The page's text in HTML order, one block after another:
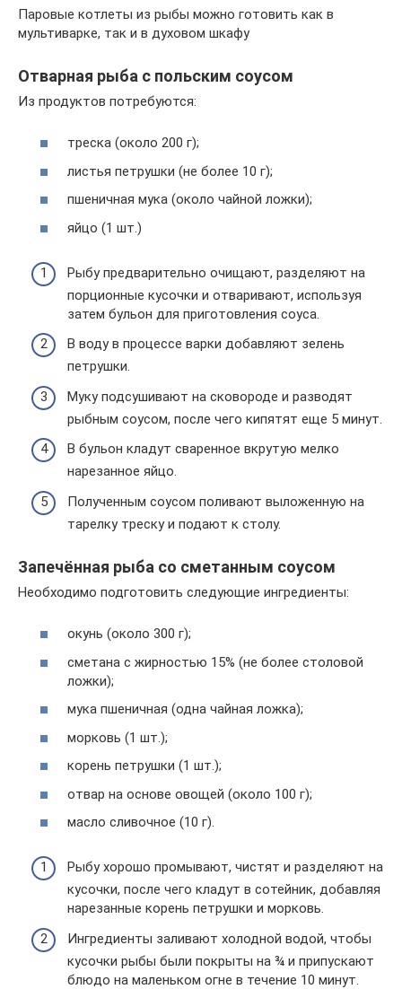
Паровые котлеты из рыбы можно готовить как в
мультиварке, так и в духовом шкафу
Отварная рыба с польским соусом
Из продуктов потребуются:
треска (около 200 г);
листья петрушки (не более 10 г);
пшеничная мука (около чайной ложки);
яйцо (1 шт.)
Рыбу предварительно очищают, разделяют на
порционные кусочки и отваривают, используя
затем бульон для приготовления соуса.
В воду в процессе варки добавляют зелень
петрушки.
Муку подсушивают на сковороде и разводят
рыбным соусом, после чего кипятят еще 5 минут.
В бульон кладут сваренное вкрутую мелко
нарезанное яйцо.
Полученным соусом поливают выложенную на
тарелку треску и подают к столу.
Запечённая рыба со сметанным соусом
Необходимо подготовить следующие ингредиенты:
окунь (около 300 г);
сметана с жирностью 15% (не более столовой
ложки);
мука пшеничная (одна чайная ложка);
морковь (1 шт.);
корень петрушки (1 шт.);
отвар на основе овощей (около 100 г);
масло сливочное (10 г).
Рыбу хорошо промывают, чистят и разделяют на
кусочки, после чего кладут в сотейник, добавляя
нарезанные корень петрушки и морковь.
Ингредиенты заливают холодной водой, чтобы
кусочки рыбы были покрыты на ¾ и припускают
блюдо на маленьком огне в течение 10 минут.